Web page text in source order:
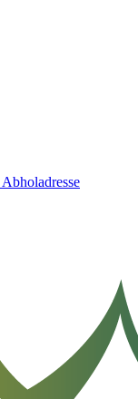
Abholadresse